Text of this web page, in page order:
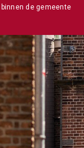
de gemeente